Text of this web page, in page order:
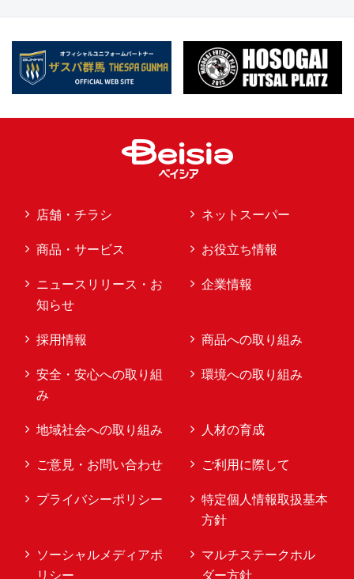
店舗・チラシ ネットスーパー
商品・サービス お役立ち情報
ニュースリリース・お
知らせ
企業情報
採用情報 商品への取り組み
安全・安心への取り組
み
環境への取り組み
地域社会への取り組み 人材の育成
ご意見・お問い合わせ ご利用に際して
プライバシーポリシー
特定個人情報取扱基本
方針
ソーシャルメディアポ
リシー
マルチステークホル
ダー方針